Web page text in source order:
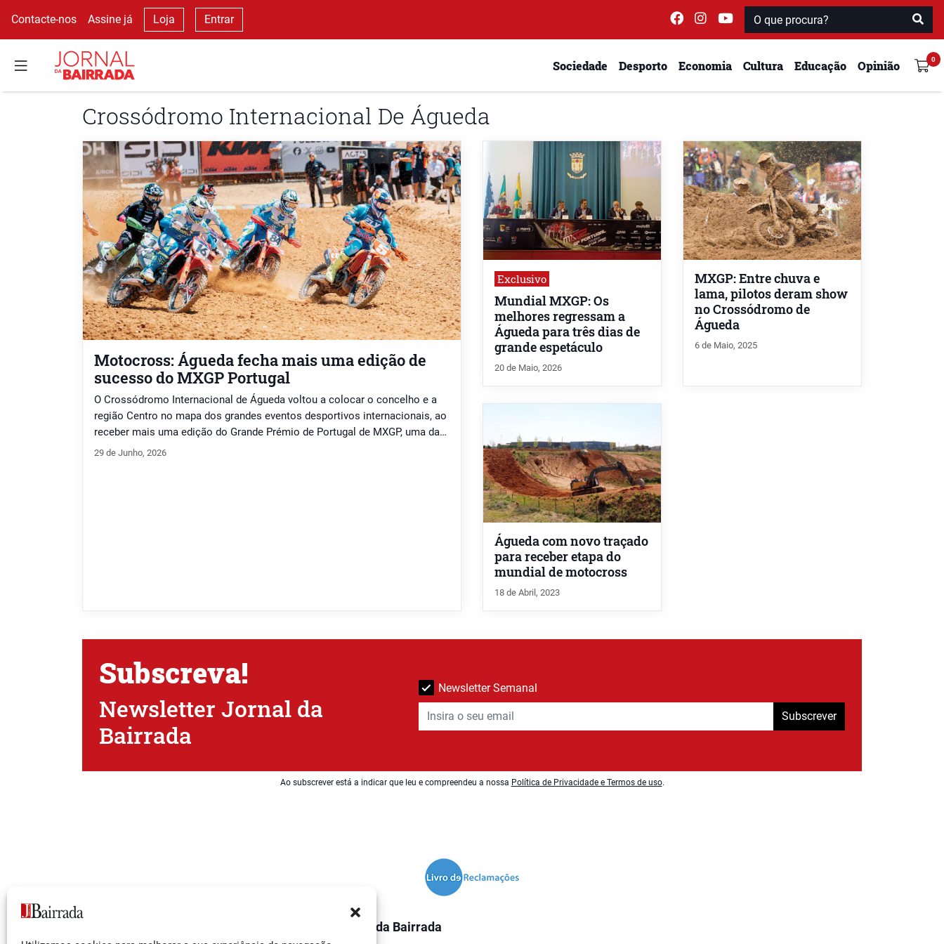
Contacte-nos Assine já Loja Entrar
Sociedade Desporto Economia Cultura Educação Opinião
Crossódromo Internacional De Águeda
Motocross: Águeda fecha mais uma edição de
sucesso do MXGP Portugal
O Crossódromo Internacional de Águeda voltou a colocar o concelho e a
região Centro no mapa dos grandes eventos desportivos internacionais, ao
receber mais uma edição do Grande Prémio de Portugal de MXGP, uma das
etapas mais prestigiadas do Campeonato do Mundo de Motocross.
29 de Junho, 2026
Exclusivo
Mundial MXGP: Os
melhores regressam a
Águeda para três dias de
grande espetáculo
20 de Maio, 2026
MXGP: Entre chuva e
lama, pilotos deram show
no Crossódromo de
Águeda
6 de Maio, 2025
Águeda com novo traçado
para receber etapa do
mundial de motocross
18 de Abril, 2023
Subscreva!
Newsletter Jornal da
Bairrada
Newsletter Semanal
Subscrever
Ao subscrever está a indicar que leu e compreendeu a nossa Política de Privacidade e Termos de uso.
O Jornal da Bairrada